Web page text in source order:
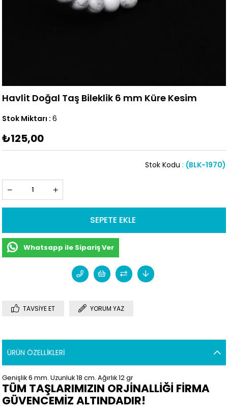
Havlit Doğal Taş Bileklik 6 mm Küre Kesim
Stok Miktarı : 6
₺125,00
(BLK-1970)
Stok Kodu
Whatsapp ile Sipariş Ver
TAVSIYE ET YORUM YAZ
ÜRÜN ÖZELLIKLERI
Genişlik 6mm.Uzunluk 18 cm. Ağırlık 12 gr
TÜM TAŞLARIMIZIN ORJİNALLİĞİ FİRMA
GÜVENCEMİZ ALTINDADIR!